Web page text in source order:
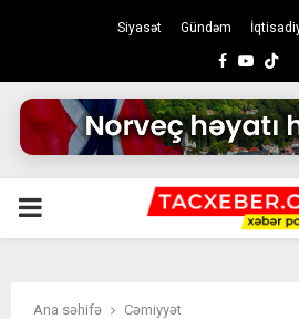
Siyasət Gündəm
Facebook
PRIMARY
Ana səhifə
Cəmiyyət